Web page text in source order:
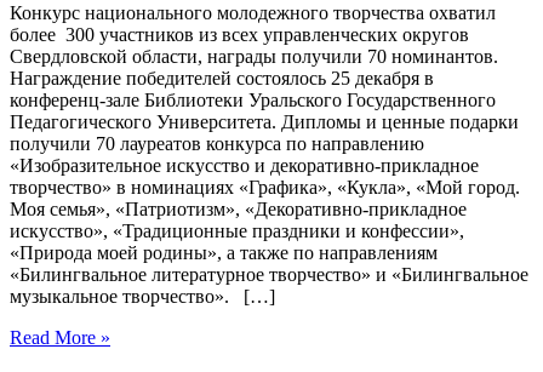
Конкурс национального молодежного творчества охватил
более 300 участников из всех управленческих округов
Свердловской области, награды получили 70 номинантов.
Награждение победителей состоялось 25 декабря в
конференц-зале Библиотеки Уральского Государственного
Педагогического Университета. Дипломы и ценные подарки
получили 70 лауреатов конкурса по направлению
«Изобразительное искусство и декоративно-прикладное
творчество» в номинациях «Графика», «Кукла», «Мой город.
Моя семья», «Патриотизм», «Декоративно-прикладное
искусство», «Традиционные праздники и конфессии»,
«Природа моей родины», а также по направлениям
«Билингвальное литературное творчество» и «Билингвальное
музыкальное творчество». […]
Read More »